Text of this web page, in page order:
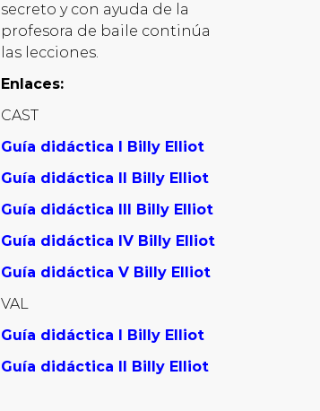
secreto y con ayuda de la
profesora de baile continúa
las lecciones.
Enlaces:
CAST
Guía didáctica I Billy Elliot
Guía didáctica II Billy Elliot
Guía didáctica III Billy Elliot
Guía didáctica IV Billy Elliot
Guía didáctica V Billy Elliot
VAL
Guía didáctica I Billy Elliot
Guía didáctica II Billy Elliot